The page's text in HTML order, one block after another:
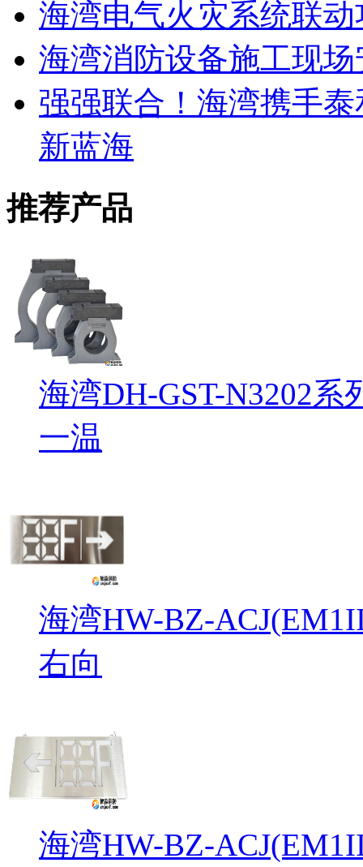
海湾电气火灾系统联
海湾消防设备施工现
强强联合！海湾携手
新蓝海
推荐产品
海湾DH-GST-N3202
一温
海湾HW-BZ-
右向
海湾HW-BZ-